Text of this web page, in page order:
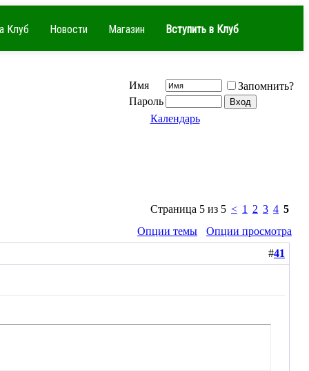
Клуб Новости Магазин Вступить в Клуб
Имя
Запомнить?
Пароль
Календарь
Страница 5 из 5 < 1 2 3 4 5
Опции темы
Опции просмотра
#41